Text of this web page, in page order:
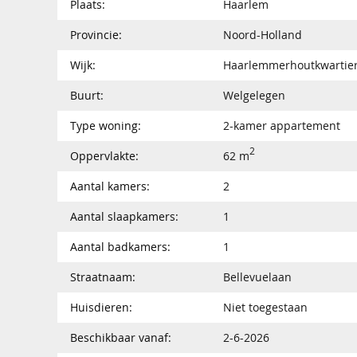
Plaats:
Haarlem
Provincie:
Noord-Holland
Wijk:
Buurt:
Welgelegen
Type woning:
2-kamer appartement
Oppervlakte:
62 m2
Aantal kamers:
2
Aantal slaapkamers:
1
Aantal badkamers:
1
Straatnaam:
Bellevuelaan
Huisdieren:
Niet toegestaan
Beschikbaar vanaf:
2-6-2026